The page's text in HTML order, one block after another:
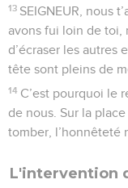
13 SEIGNEUR, nous
avons fui loin de toi,
d’écraser les
tête sont pleins de
14 C’est pourquoi le
de nous. Sur la
tomber, l’honnêteté
L'intervention